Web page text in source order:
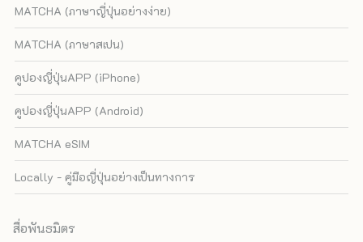
MATCHA (ภาษาญี่ปุ่นอย่างง่าย)
MATCHA (ภาษาสเปน)
คูปองญี่ปุ่นAPP (iPhone)
คูปองญี่ปุ่นAPP (Android)
MATCHA eSIM
Locally - คู่มือญี่ปุ่นอย่างเป็นทางการ
สื่อพันธมิตร